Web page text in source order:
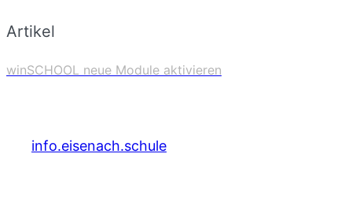
Artikel
winSCHOOL neue Module aktivieren
info.eisenach.schule